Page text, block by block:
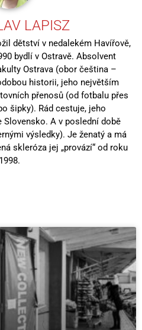
LAPISZ
dětství v nedalekém Havířově,
bydlí v Ostravě. Absolvent
Ostrava (obor čeština –
historii, jeho největším
přenosů (od fotbalu přes
šipky). Rád cestuje, jeho
A v poslední době
výsledky). Je ženatý a má
skleróza jej „provází“ od roku
1998.